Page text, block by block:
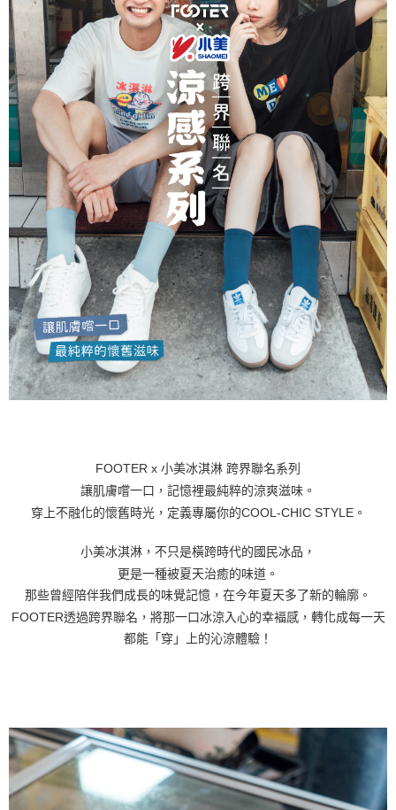
FOOTER x 小美冰淇淋 跨界聯名系列
讓肌膚嚐一口，記憶裡最純粹的涼爽滋味。
穿上不融化的懷舊時光，定義專屬你的COOL-CHIC STYLE。
小美冰淇淋，不只是橫跨時代的國民冰品，
更是一種被夏天治癒的味道。
那些曾經陪伴我們成長的味覺記憶，在今年夏天多了新的輪廓。
FOOTER透過跨界聯名，將那一口冰涼入心的幸褔感，轉化成每一天
都能「穿」上的沁涼體驗！